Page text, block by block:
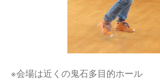
※会場は近くの鬼石多目的ホール